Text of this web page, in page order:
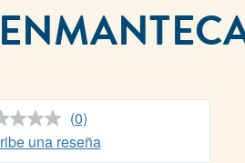
Sin
puntuación.
Enlace
(0)
una reseña